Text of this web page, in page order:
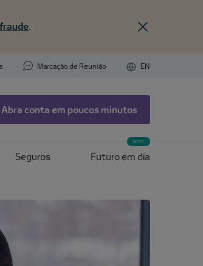
Marcação de Reunião EN
Abra conta em poucos minutos
Seguros Futuro em dia
NOVO